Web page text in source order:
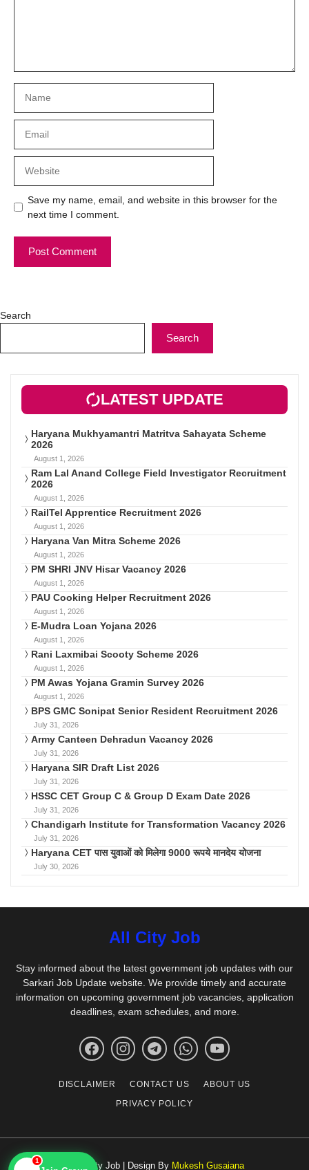
Save my name, email, and website in this browser for the
next time I comment.
Search
Search
LATEST UPDATE
Haryana Mukhyamantri Matritva Sahayata Scheme
2026
August 1, 2026
Ram Lal Anand College Field Investigator Recruitment
2026
August 1, 2026
RailTel Apprentice Recruitment 2026
August 1, 2026
Haryana Van Mitra Scheme 2026
August 1, 2026
PM SHRI JNV Hisar Vacancy 2026
August 1, 2026
PAU Cooking Helper Recruitment 2026
August 1, 2026
E-Mudra Loan Yojana 2026
August 1, 2026
Rani Laxmibai Scooty Scheme 2026
August 1, 2026
PM Awas Yojana Gramin Survey 2026
August 1, 2026
BPS GMC Sonipat Senior Resident Recruitment 2026
July 31, 2026
Army Canteen Dehradun Vacancy 2026
July 31, 2026
Haryana SIR Draft List 2026
July 31, 2026
HSSC CET Group C & Group D Exam Date 2026
July 31, 2026
Chandigarh Institute for Transformation Vacancy 2026
July 31, 2026
Haryana CET पास युवाओं को मिलेगा 9000 रूपये मानदेय योजना
July 30, 2026
All City Job
Stay informed about the latest government job updates with our
Sarkari Job Update website. We provide timely and accurate
information on upcoming government job vacancies, application
deadlines, exam schedules, and more.
DISCLAIMER CONTACT US
ABOUT US
PRIVACY POLICY
© All City Job | Design By Mukesh Gusaiana
1